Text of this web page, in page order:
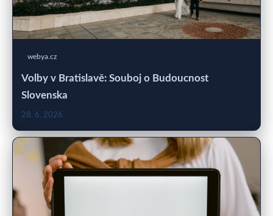
webya.cz
Volby v Bratislavě: Souboj o Budoucnost
Slovenska
28. 6. 2026